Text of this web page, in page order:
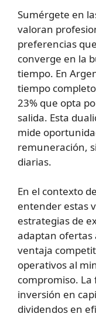
Sumérgete en
valoran
preferencias
converge en la
tiempo. En
tiempo
23% que opta
salida. Esta
mide
remuneración,
diarias.
En el contexto
entender estas
estrategias de
adaptan ofertas
ventaja
operativos al
compromiso. La
inversión en
dividendos en